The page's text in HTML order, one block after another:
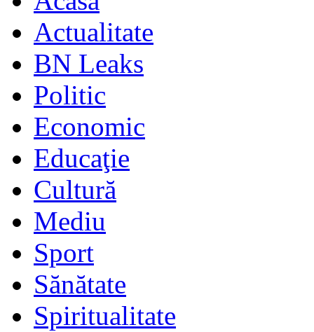
Actualitate
BN Leaks
Politic
Economic
Educaţie
Cultură
Mediu
Sport
Sănătate
Spiritualitate